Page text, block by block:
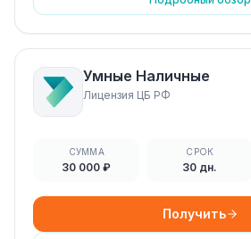
Умные Наличные
Лицензия ЦБ РФ
СУММА
30 000 ₽
СРОК
30 дн.
Получить